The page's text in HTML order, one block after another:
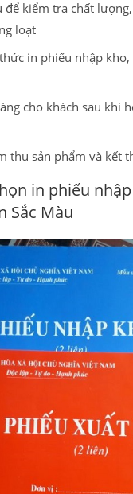
để kiểm tra chất
loạt
in phiếu nhập
cho khách sau khi
thu sản phẩm và kết
in phiếu
Sắc Màu